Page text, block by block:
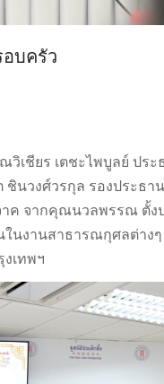
บครัว
วิเชียร เตชะไพบูลย์ ปร
นวงศ์วรกุล รองประธา
าค จากคุณนวลพรรณ ตั้ง
นงานสาธารณกุศลต่าง
เทพฯ